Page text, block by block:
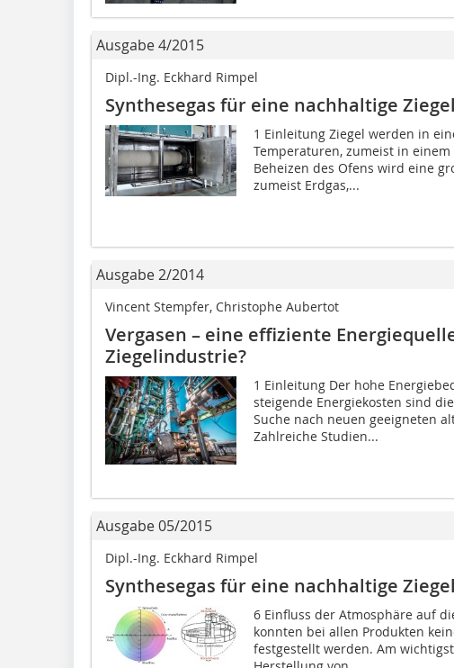
Ausgabe 4/2015
Dipl.-Ing. Eckhard Rimpel
Synthesegas für eine nachhaltige
1 Einleitung Ziegel werden in
Temperaturen, zumeist in
Beheizen des Ofens wird eine
zumeist Erdgas,...
Ausgabe 2/2014
Vincent Stempfer, Christophe Aubertot
Vergasen – eine effiziente
Ziegelindustrie?
1 Einleitung Der hohe
steigende Energiekosten sind
Suche nach neuen geeigneten
Zahlreiche Studien...
Ausgabe 05/2015
Dipl.-Ing. Eckhard Rimpel
Synthesegas für eine nachhaltige
6 Einfluss der Atmosphäre auf
konnten bei allen Produkten
festgestellt werden. Am